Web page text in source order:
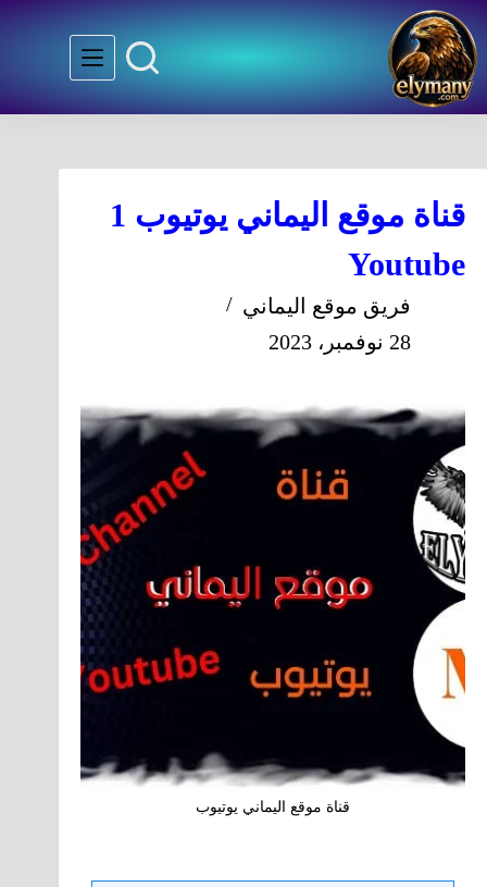
قناة موقع اليماني يوتيوب 1
Youtube
فريق موقع اليماني
28 نوفمبر، 2023
قناة موقع اليماني يوتيوب